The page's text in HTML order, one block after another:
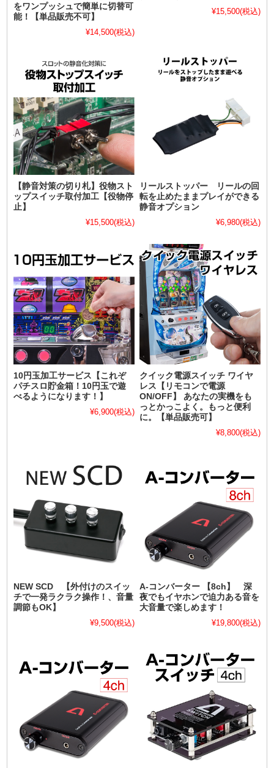
をワンプッシュで簡単に切替可
能！【単品販売不可】
¥14,500(税込)
¥15,500(税込)
【静音対策の切り札】役物スト
ップスイッチ取付加工【役物停
止】
¥15,500(税込)
リールストッパー リールの回
転を止めたままプレイができる
静音オプション
¥6,980(税込)
10円玉加工サービス【これぞ
パチスロ貯金箱！10円玉で遊
べるようになります！】
¥6,900(税込)
クイック電源スイッチ ワイヤ
レス【リモコンで電源
ON/OFF】 あなたの実機をも
っとかっこよく。もっと便利
に。【単品販売可】
¥8,800(税込)
NEW SCD 【外付けのスイッ
チで一発ラクラク操作！、音量
調節もOK】
¥9,500(税込)
A-コンバーター 【8ch】 深
夜でもイヤホンで迫力ある音を
大音量で楽しめます！
¥19,800(税込)